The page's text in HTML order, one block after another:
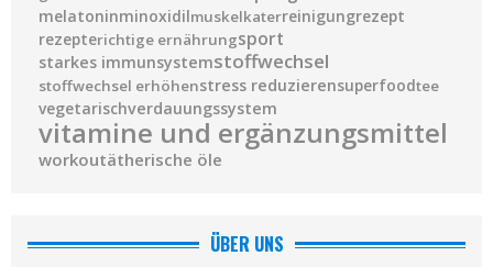
melatoninminoxidilmuskelkaterreinigungrezept
rezepterichtige ernährungsport
starkes immunsystemstoffwechsel
stoffwechsel erhöhenstress reduzierensuperfoodtee
vegetarischverdauungssystem
vitamine und ergänzungsmittel
workoutätherische öle
ÜBER UNS